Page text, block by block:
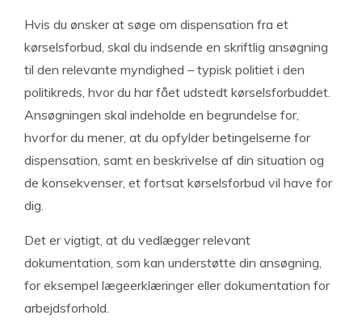
Hvis du ønsker at søge om dispensation fra et
kørselsforbud, skal du indsende en skriftlig ansøgning
til den relevante myndighed – typisk politiet i den
politikreds, hvor du har fået udstedt kørselsforbuddet.
Ansøgningen skal indeholde en begrundelse for,
hvorfor du mener, at du opfylder betingelserne for
dispensation, samt en beskrivelse af din situation og
de konsekvenser, et fortsat kørselsforbud vil have for
dig.
Det er vigtigt, at du vedlægger relevant
dokumentation, som kan understøtte din ansøgning,
for eksempel lægeerklæringer eller dokumentation for
arbejdsforhold.